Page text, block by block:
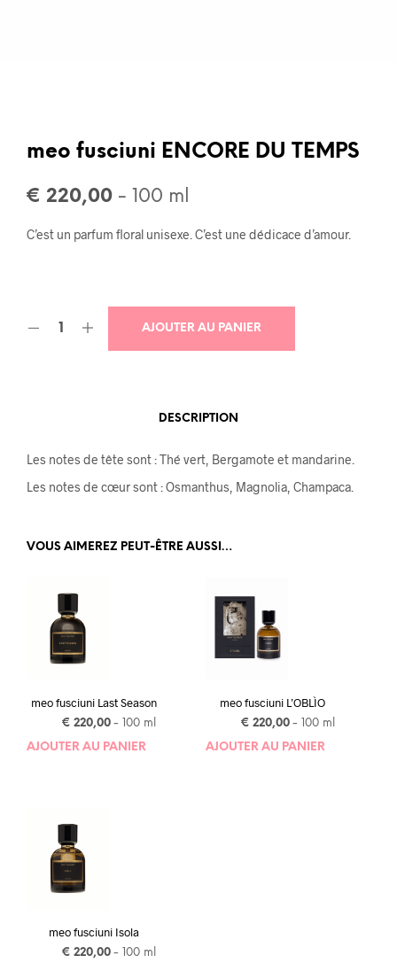
meo fusciuni ENCORE DU TEMPS
€ 220,00 - 100 ml
C’est un parfum floral unisexe. C’est une dédicace d’amour.
AJOUTER AU PANIER
DESCRIPTION
Les notes de tête sont : Thé vert, Bergamote et mandarine.
Les notes de cœur sont : Osmanthus, Magnolia, Champaca.
VOUS AIMEREZ PEUT-ÊTRE AUSSI…
meo fusciuni Last Season
€ 220,00 - 100 ml
AJOUTER AU PANIER
meo fusciuni L’OBLÌO
€ 220,00 - 100 ml
AJOUTER AU PANIER
meo fusciuni Isola
€ 220,00 - 100 ml